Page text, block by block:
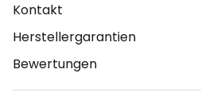
Kontakt
Herstellergarantien
Bewertungen